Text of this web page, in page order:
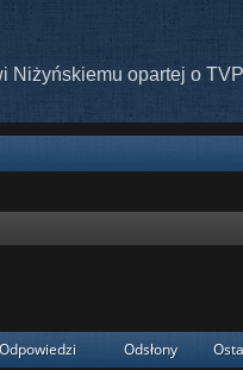
Niżyńskiemu opartej o
Odpowiedzi Odsłony